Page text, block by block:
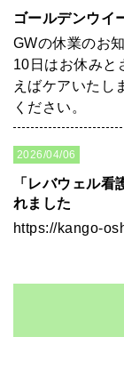
ゴールデンウイ
GWの休業のお
10日はお休みと
えばケアいたし
ください。
2026/04/06
「レバウェル
れました
https://kango-